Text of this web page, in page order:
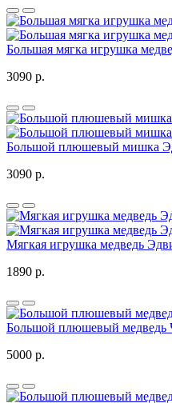
Большая мягка игрушка
3090 р.
Большой плюшевый мишка
3090 р.
Мягкая игрушка медведь
1890 р.
Большой плюшевый медведь
5000 р.